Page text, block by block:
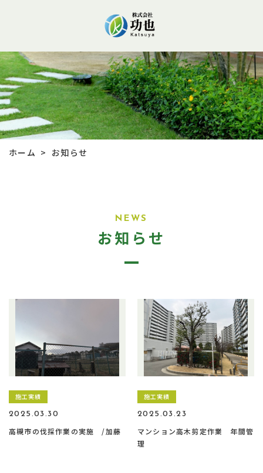
ホーム > お知らせ
NEWS
お知らせ
施工実績
2025.03.30
高槻市の伐採作業の実施 /加藤
施工実績
2025.03.23
マンション高木剪定作業 年間管
理